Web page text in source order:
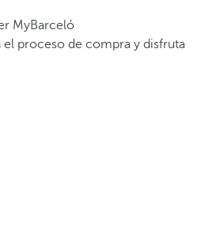
MyBarceló
el proceso de compra y disfruta